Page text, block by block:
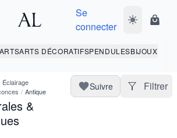
Se
connecter
Basculer le
ARTS DÉCORATIFSPENDULESBIJOUX
Éclairage
/ Antique
&
Suivre Filtrer